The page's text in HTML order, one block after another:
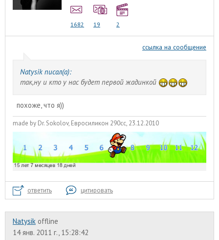
1682 19 2
ссылка на сообщение
Natysik писал(а):
так,ну и кто у нас будет первой жадинкой
похоже, что я))
made by Dr. Sokolov, Евросиликон 290сс, 23.12.2010
ответить цитировать
Natysik offline
14 янв. 2011 г., 15:28:42